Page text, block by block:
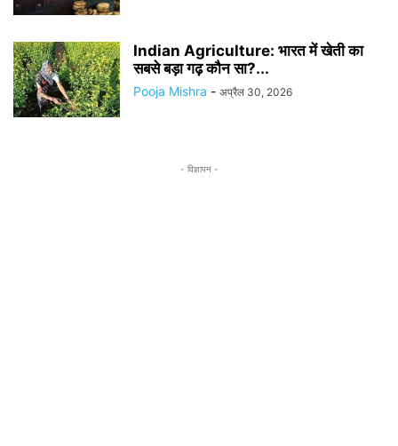
Indian Agriculture: भारत में खेती का
सबसे बड़ा गढ़ कौन सा?...
Pooja Mishra - अप्रैल 30, 2026
- विज्ञापन -